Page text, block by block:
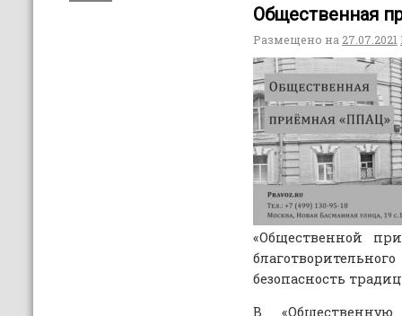
Общественная
Размещено на 27.07.2021
«Общественной
безопасность
В